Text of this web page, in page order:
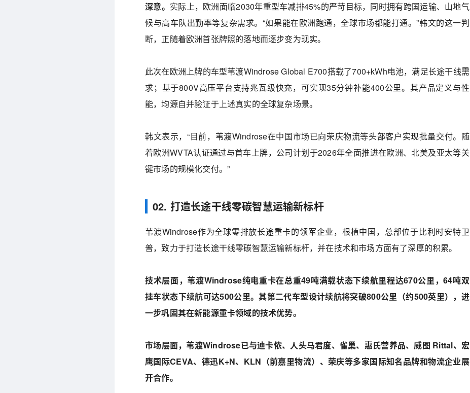
深意。 实际上，欧洲面临2030年重型车减排45%的严苛目标，同时拥有跨国运输、山地气
候与高车队出勤率等复杂需求。“如果能在欧洲跑通，全球市场都能打通。”韩文的这一判
断，正随着欧洲首张牌照的落地而逐步变为现实。
此次在欧洲上牌的车型苇渡Windrose Global E700搭载了700+kWh电池，满足长途干线需
求；基于800V高压平台支持兆瓦级快充，可实现35分钟补能400公里。其产品定义与性
能，均源自并验证于上述真实的全球复杂场景。
韩文表示，“目前，苇渡Windrose在中国市场已向荣庆物流等头部客户实现批量交付。随
着欧洲WVTA认证通过与首车上牌，公司计划于2026年全面推进在欧洲、北美及亚太等关
键市场的规模化交付。”
02. 打造长途干线零碳智慧运输新标杆
苇渡Windrose作为全球零排放长途重卡的领军企业，根植中国，总部位于比利时安特卫
普，致力于打造长途干线零碳智慧运输新标杆，并在技术和市场方面有了深厚的积累。
技术层面，苇渡Windrose纯电重卡在总重49吨满载状态下续航里程达670公里，64吨双
挂车状态下续航可达500公里。其第二代车型设计续航将突破800公里（约500英里），进
一步巩固其在新能源重卡领域的技术优势。
市场层面，苇渡Windrose已与迪卡侬、人头马君度、雀巢、惠氏营养品、威图 Rittal、宏
鹰国际CEVA、德迅K+N、KLN（前嘉里物流）、荣庆等多家国际知名品牌和物流企业展
开合作。